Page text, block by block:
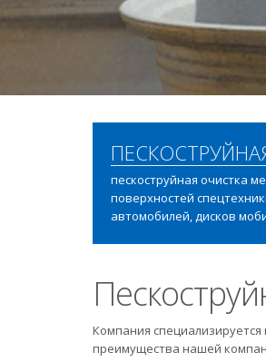
пескоструйная очистка
поверхностей
автомобилей, дисков
Компания
преимущества нашей